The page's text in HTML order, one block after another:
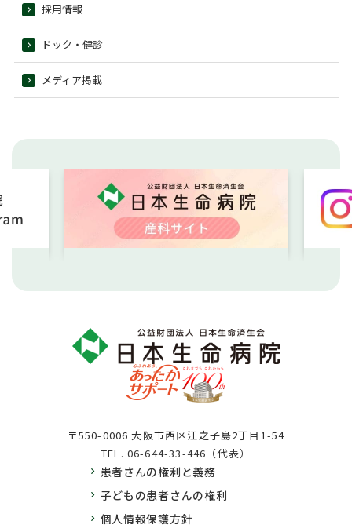
採用情報
ドック・健診
メディア掲載
〒550-0006 大阪市西区江之子島2丁目1-54
TEL. 06-644-33-446（代表）
患者さんの権利と義務
子どもの患者さんの権利
個人情報保護方針